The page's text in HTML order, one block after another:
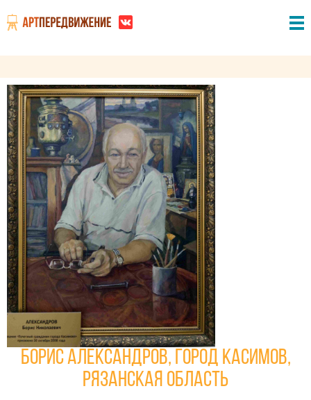
Борис Александров, город Касимов,
Рязанская область